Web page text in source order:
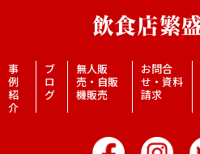
事
例
紹
介
ブ
ロ
グ
無人販
売・自販
機販売
お問合
せ・資料
請求